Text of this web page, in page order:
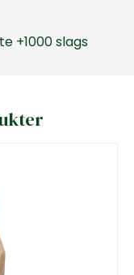
+1000 slags